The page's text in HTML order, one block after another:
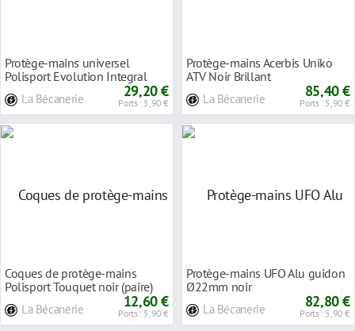
Protège-mains universel
Polisport Evolution Integral
La Bécanerie 29,20 €
Ports : 5,90 €
Protège-mains Acerbis Uniko
ATV Noir Brillant
La Bécanerie 85,40 €
Ports : 5,90 €
Coques de protège-mains
Polisport Touquet noir (paire)
La Bécanerie 12,60 €
Ports : 5,90 €
Protège-mains UFO Alu guidon
Ø22mm noir
La Bécanerie 82,80 €
Ports : 5,90 €